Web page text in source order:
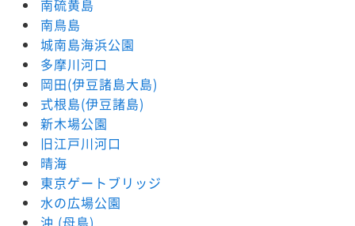
南硫黄島
南鳥島
城南島海浜公園
多摩川河口
岡田(伊豆諸島大島)
式根島(伊豆諸島)
新木場公園
旧江戸川河口
晴海
東京ゲートブリッジ
水の広場公園